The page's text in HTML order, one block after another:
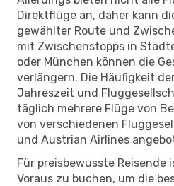
Direktflüge an, daher kann
gewählter Route und
mit Zwischenstopps in
oder München können die
verlängern. Die Häufigkeit
Jahreszeit und
täglich mehrere Flüge von
von verschiedenen
und Austrian Airlines
Für preisbewusste Reisende
Voraus zu buchen, um die